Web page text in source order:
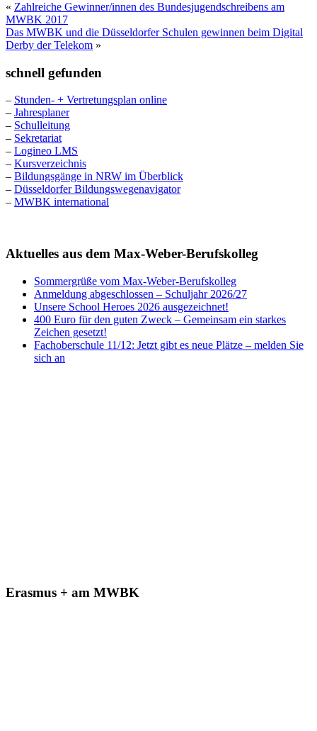
« Zahlreiche Gewinner/innen des Bundesjugendschreibens am
MWBK 2017
Das MWBK und die Düsseldorfer Schulen gewinnen beim Digital
Derby der Telekom »
schnell gefunden
– Stunden- + Vertretungsplan online
– Jahresplaner
– Schulleitung
– Sekretariat
– Logineo LMS
– Kursverzeichnis
– Bildungsgänge in NRW im Überblick
– Düsseldorfer Bildungswegenavigator
– MWBK international
Aktuelles aus dem Max-Weber-Berufskolleg
Sommergrüße vom Max-Weber-Berufskolleg
Anmeldung abgeschlossen – Schuljahr 2026/27
Unsere School Heroes 2026 ausgezeichnet!
400 Euro für den guten Zweck – Gemeinsam ein starkes
Zeichen gesetzt!
Fachoberschule 11/12: Jetzt gibt es neue Plätze – melden Sie
sich an
Erasmus + am MWBK